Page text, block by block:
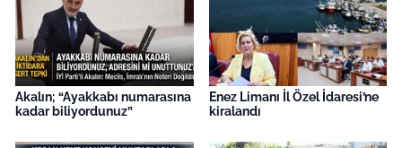
Akalın; “Ayakkabı numarasına
kadar biliyordunuz”
Enez Limanı İl Özel İdaresi’ne
kiralandı